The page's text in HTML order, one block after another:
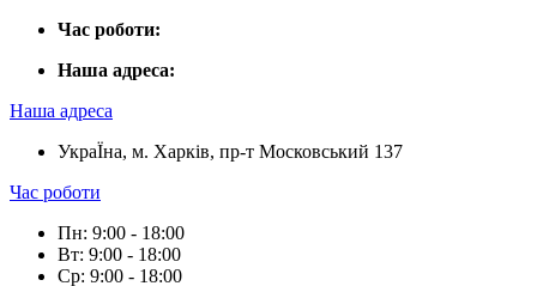
Час роботи:
Наша адреса:
Наша адреса
УкраЇна, м. Харків, пр-т Московський 137
Час роботи
Пн: 9:00 - 18:00
Вт: 9:00 - 18:00
Ср: 9:00 - 18:00